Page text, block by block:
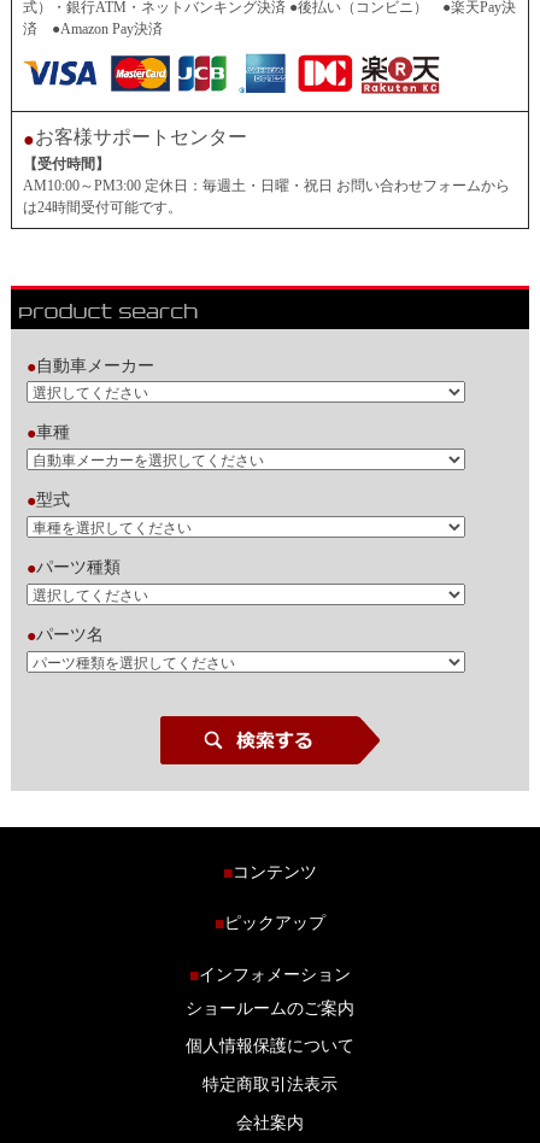
式）・銀行ATM・ネットバンキング決済 ●後払い（コンビニ） ●楽天Pay決
済 ●Amazon Pay決済
●お客様サポートセンター
【受付時間】
AM10:00～PM3:00 定休日：毎週土・日曜・祝日 お問い合わせフォームから
は24時間受付可能です。
●自動車メーカー
●車種
●型式
●パーツ種類
●パーツ名
■コンテンツ
商品ラインナップ
ブログ
■ピックアップ
■インフォメーション
ショールームのご案内
個人情報保護について
特定商取引法表示
会社案内